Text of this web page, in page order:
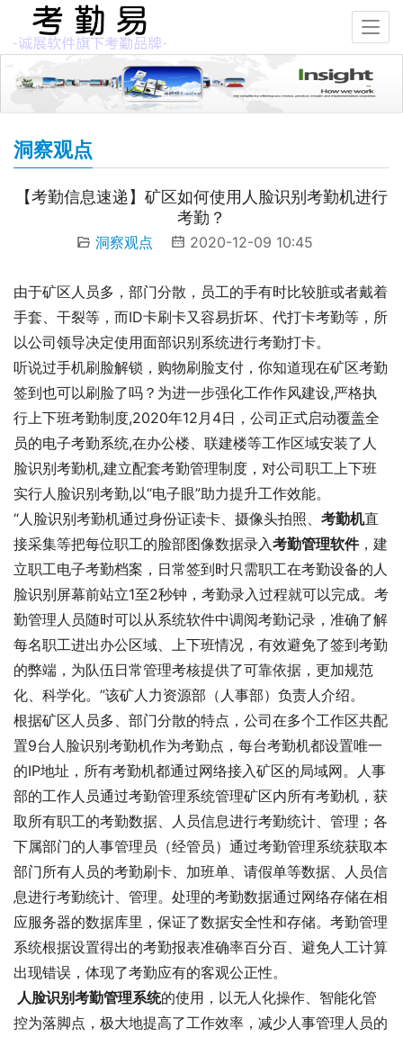
洞察观点
【考勤信息速递】矿区如何使用人脸识别考勤机进行
考勤？
洞察观点 2020-12-09 10:45
由于矿区人员多，部门分散，员工的手有时比较脏或者戴着
手套、干裂等，而ID卡刷卡又容易折坏、代打卡考勤等，所
以公司领导决定使用面部识别系统进行考勤打卡。
听说过手机刷脸解锁，购物刷脸支付，你知道现在矿区考勤
签到也可以刷脸了吗？为进一步强化工作作风建设,严格执
行上下班考勤制度,2020年12月4日，公司正式启动覆盖全
员的电子考勤系统,在办公楼、联建楼等工作区域安装了人
脸识别考勤机,建立配套考勤管理制度，对公司职工上下班
实行人脸识别考勤,以“电子眼”助力提升工作效能。
“人脸识别考勤机通过身份证读卡、摄像头拍照、 考勤机直
接采集等把每位职工的脸部图像数据录入考勤管理软件，建
立职工电子考勤档案，日常签到时只需职工在考勤设备的人
脸识别屏幕前站立1至2秒钟，考勤录入过程就可以完成。考
勤管理人员随时可以从系统软件中调阅考勤记录，准确了解
每名职工进出办公区域、上下班情况，有效避免了签到考勤
的弊端，为队伍日常管理考核提供了可靠依据，更加规范
化、科学化。”该矿人力资源部（人事部）负责人介绍。
根据矿区人员多、部门分散的特点，公司在多个工作区共配
置9台人脸识别考勤机作为考勤点，每台考勤机都设置唯一
的IP地址，所有考勤机都通过网络接入矿区的局域网。人事
部的工作人员通过考勤管理系统管理矿区内所有考勤机，获
取所有职工的考勤数据、人员信息进行考勤统计、管理；各
下属部门的人事管理员（经管员）通过考勤管理系统获取本
部门所有人员的考勤刷卡、加班单、请假单等数据、人员信
息进行考勤统计、管理。处理的考勤数据通过网络存储在相
应服务器的数据库里，保证了数据安全性和存储。考勤管理
系统根据设置得出的考勤报表准确率百分百、避免人工计算
出现错误，体现了考勤应有的客观公正性。
人脸识别考勤管理系统的使用，以无人化操作、智能化管
控为落脚点，极大地提高了工作效率，减少人事管理人员的